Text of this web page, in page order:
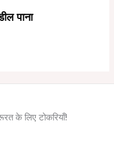
पाना
के लिए टोकरियाँ!